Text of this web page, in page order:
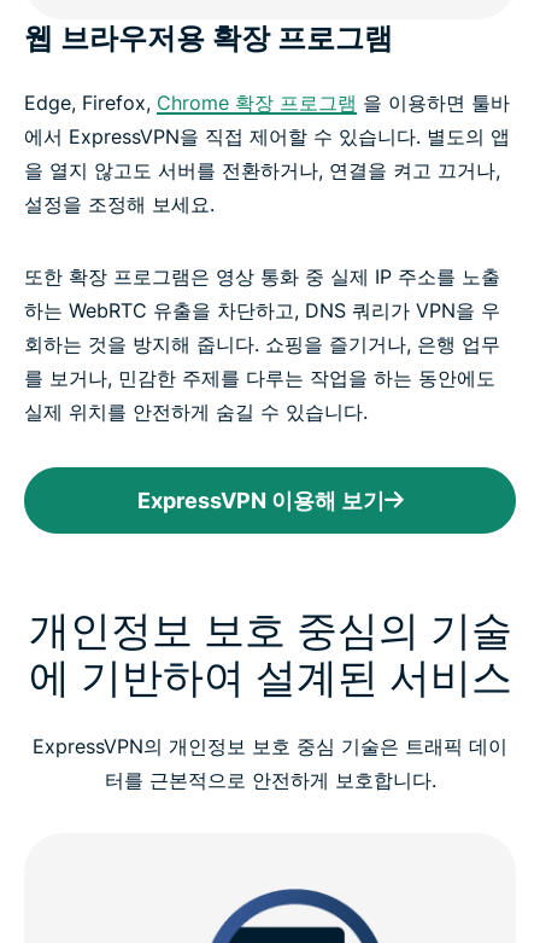
웹 브라우저용 확장 프로그램
Edge, Firefox, Chrome 확장 프로그램 을 이용하면 툴바
에서 ExpressVPN을 직접 제어할 수 있습니다. 별도의 앱
을 열지 않고도 서버를 전환하거나, 연결을 켜고 끄거나,
설정을 조정해 보세요.
또한 확장 프로그램은 영상 통화 중 실제 IP 주소를 노출
하는 WebRTC 유출을 차단하고, DNS 쿼리가 VPN을 우
회하는 것을 방지해 줍니다. 쇼핑을 즐기거나, 은행 업무
를 보거나, 민감한 주제를 다루는 작업을 하는 동안에도
실제 위치를 안전하게 숨길 수 있습니다.
ExpressVPN 이용해 보기
개인정보 보호 중심의 기술
에 기반하여 설계된 서비스
ExpressVPN의 개인정보 보호 중심 기술은 트래픽 데이
터를 근본적으로 안전하게 보호합니다.